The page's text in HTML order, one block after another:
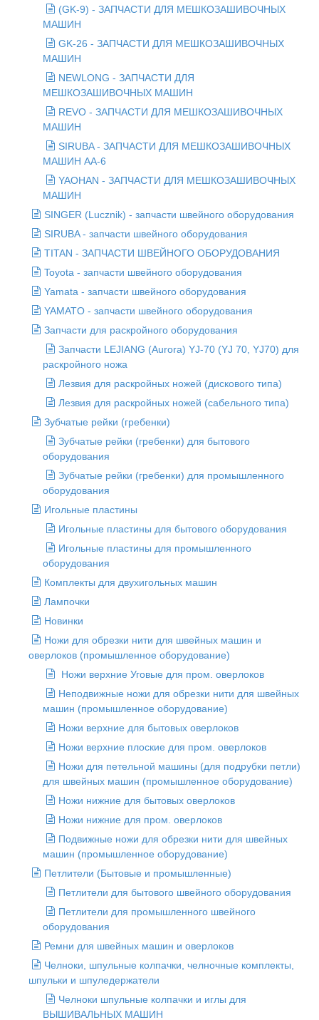
(GK-9) - ЗАПЧАСТИ ДЛЯ МЕШКОЗАШИВОЧНЫХ
МАШИН
GK-26 - ЗАПЧАСТИ ДЛЯ МЕШКОЗАШИВОЧНЫХ
МАШИН
NEWLONG - ЗАПЧАСТИ ДЛЯ
МЕШКОЗАШИВОЧНЫХ МАШИН
REVO - ЗАПЧАСТИ ДЛЯ МЕШКОЗАШИВОЧНЫХ
МАШИН
SIRUBA - ЗАПЧАСТИ ДЛЯ МЕШКОЗАШИВОЧНЫХ
МАШИН AA-6
YAOHAN - ЗАПЧАСТИ ДЛЯ МЕШКОЗАШИВОЧНЫХ
МАШИН
SINGER (Lucznik) - запчасти швейного оборудования
SIRUBA - запчасти швейного оборудования
TITAN - ЗАПЧАСТИ ШВЕЙНОГО ОБОРУДОВАНИЯ
Toyota - запчасти швейного оборудования
Yamata - запчасти швейного оборудования
YAMATO - запчасти швейного оборудования
Запчасти для раскройного оборудования
Запчасти LEJIANG (Aurora) YJ-70 (YJ 70, YJ70) для
раскройного ножа
Лезвия для раскройных ножей (дискового типа)
Лезвия для раскройных ножей (сабельного типа)
Зубчатые рейки (гребенки)
Зубчатые рейки (гребенки) для бытового
оборудования
Зубчатые рейки (гребенки) для промышленного
оборудования
Игольные пластины
Игольные пластины для бытового оборудования
Игольные пластины для промышленного
оборудования
Комплекты для двухигольных машин
Лампочки
Новинки
Ножи для обрезки нити для швейных машин и
оверлоков (промышленное оборудование)
Ножи верхние Уговые для пром. оверлоков
Неподвижные ножи для обрезки нити для швейных
машин (промышленное оборудование)
Ножи верхние для бытовых оверлоков
Ножи верхние плоские для пром. оверлоков
Ножи для петельной машины (для подрубки петли)
для швейных машин (промышленное оборудование)
Ножи нижние для бытовых оверлоков
Ножи нижние для пром. оверлоков
Подвижные ножи для обрезки нити для швейных
машин (промышленное оборудование)
Петлители (Бытовые и промышленные)
Петлители для бытового швейного оборудования
Петлители для промышленного швейного
оборудования
Ремни для швейных машин и оверлоков
Челноки, шпульные колпачки, челночные комплекты,
шпульки и шпуледержатели
Челноки шпульные колпачки и иглы для
ВЫШИВАЛЬНЫХ МАШИН